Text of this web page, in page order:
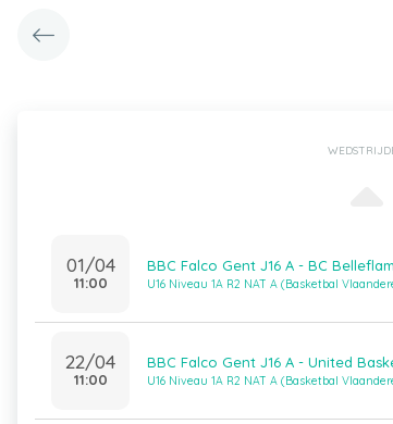
01/04
11:00
BBC Falco Gent J16 A - BC
U16 Niveau 1A R2 NAT A (Basketbal
22/04
11:00
BBC Falco Gent J16 A - United
U16 Niveau 1A R2 NAT A (Basketbal